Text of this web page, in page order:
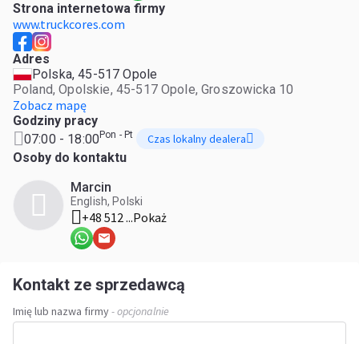
Strona internetowa firmy
www.truckcores.com
Adres
Polska, 45-517 Opole
Poland, Opolskie, 45-517 Opole, Groszowicka 10
Zobacz mapę
Godziny pracy
07:00 - 18:00Pon - Pt Czas lokalny dealera
Osoby do kontaktu
Marcin
English, Polski
+48 512 ...Pokaż
Kontakt ze sprzedawcą
Imię lub nazwa firmy- opcjonalnie